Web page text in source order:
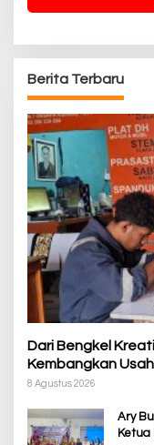
Berita Terbaru
Dari Bengkel
Kembangkan
8 Agustus 2026
Ary
Ketua